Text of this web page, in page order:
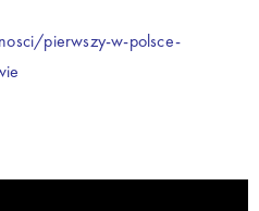
pierwszy-w-polsce-